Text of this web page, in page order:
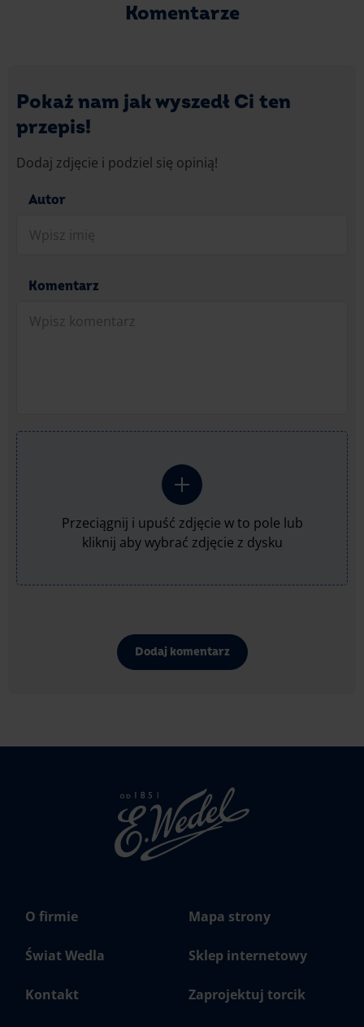
Komentarze
Pokaż nam jak wyszedł Ci ten
przepis!
Dodaj zdjęcie i podziel się opinią!
Autor
Komentarz
Przeciągnij i upuść zdjęcie w to pole lub
kliknij aby wybrać zdjęcie z dysku
Dodaj komentarz
Strona
głowna
Wedel.pl
O firmie
Świat Wedla
Kontakt
Mapa strony
Sklep internetowy
Zaprojektuj torcik